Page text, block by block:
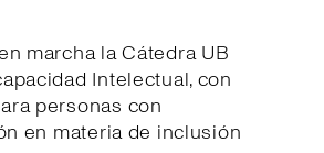
marcha la Cátedra UB
Intelectual, con
personas con
en materia de inclusión